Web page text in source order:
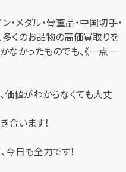
・メダル・骨董品・中国切手・
多くのお品物の高価買取りを
なかったものでも、《一点一
価値がわからなくても大丈
合います！
今日も全力です！